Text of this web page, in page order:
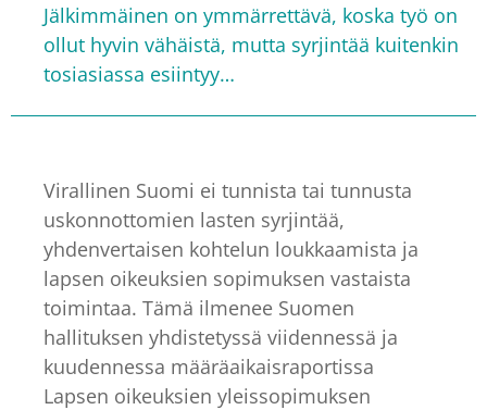
Jälkimmäinen on ymmärrettävä, koska työ on
ollut hyvin vähäistä, mutta syrjintää kuitenkin
tosiasiassa esiintyy…
Virallinen Suomi ei tunnista tai tunnusta
uskonnottomien lasten syrjintää,
yhdenvertaisen kohtelun loukkaamista ja
lapsen oikeuksien sopimuksen vastaista
toimintaa. Tämä ilmenee Suomen
hallituksen yhdistetyssä viidennessä ja
kuudennessa määräaikaisraportissa
Lapsen oikeuksien yleissopimuksen